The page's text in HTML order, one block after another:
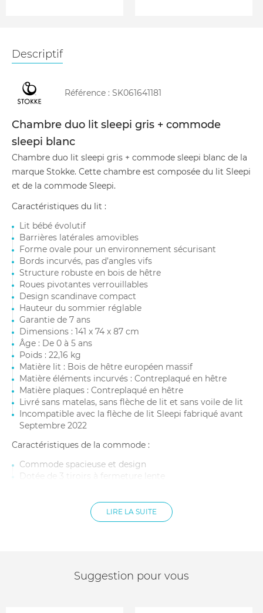
Descriptif
Référence : SK061641181
Chambre duo lit sleepi gris + commode
sleepi blanc
Chambre duo lit sleepi gris + commode sleepi blanc de la
marque Stokke. Cette chambre est composée du lit Sleepi
et de la commode Sleepi.
Caractéristiques du lit :
Lit bébé évolutif
Barrières latérales amovibles
Forme ovale pour un environnement sécurisant
Bords incurvés, pas d’angles vifs
Structure robuste en bois de hêtre
Roues pivotantes verrouillables
Design scandinave compact
Hauteur du sommier réglable
Garantie de 7 ans
Dimensions : 141 x 74 x 87 cm
Âge : De 0 à 5 ans
Poids : 22,16 kg
Matière lit : Bois de hêtre européen massif
Matière éléments incurvés : Contreplaqué en hêtre
Matière plaques : Contreplaqué en hêtre
Livré sans matelas, sans flèche de lit et sans voile de lit
Incompatible avec la flèche de lit Sleepi fabriqué avant
Septembre 2022
Caractéristiques de la commode :
Commode spacieuse et design
Dotée de 3 tiroirs à fermeture lente
Pieds en bois massif
Stabilité exceptionnelle
Équipée d’un kit de fixation murale
réduite en formaldéhyde
Poids commode : 48 kg
LIRE LA SUITE
Suggestion pour vous